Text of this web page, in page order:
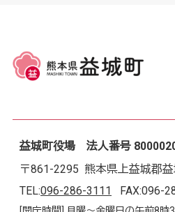
益城町役場 法人番号
〒861-2295 熊本県上益城郡
TEL:096-286-3111 FAX:096-